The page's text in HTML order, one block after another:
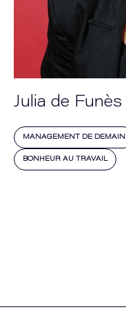
Julia de Funès
MANAGEMENT DE DEMAIN
BONHEUR AU TRAVAIL